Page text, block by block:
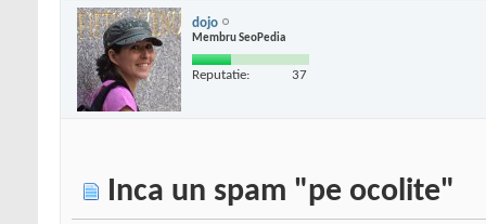
dojo
Membru SeoPedia
Reputatie: 37
Inca un spam "pe ocolite"